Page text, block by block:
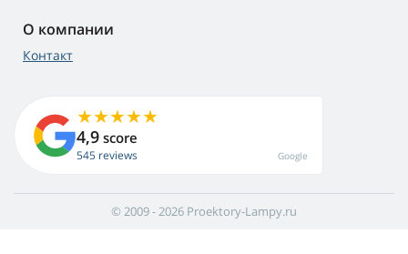
О компании
Контакт
4,9 score
545 reviews Google
© 2009 - 2026 Proektory-Lampy.ru